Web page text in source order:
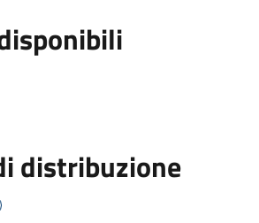
distribuzione